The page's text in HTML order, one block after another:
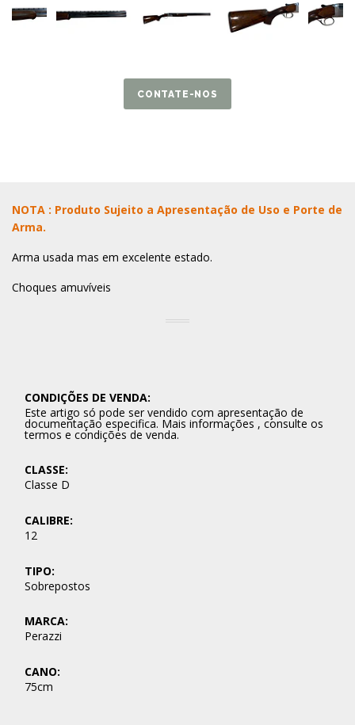
CONTATE-NOS
NOTA : Produto Sujeito a Apresentação de Uso e Porte de
Arma.
Arma usada mas em excelente estado.
Choques amuvíveis
CONDIÇÕES DE VENDA:
Este artigo só pode ser vendido com apresentação de
documentação especifica. Mais informações , consulte os
termos e condições de venda.
CLASSE:
Classe D
CALIBRE:
12
TIPO:
Sobrepostos
MARCA:
Perazzi
CANO:
75cm